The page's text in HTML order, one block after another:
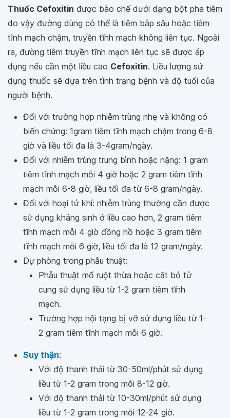
Thuốc Cefoxitin được bào chế dưới dạng bột pha tiêm
do vậy đường dùng có thể là tiêm bắp sâu hoặc tiêm
tĩnh mạch chậm, truyền tĩnh mạch không liên tục. Ngoài
ra, đường tiêm truyền tĩnh mạch liên tục sẽ được áp
dụng nếu cần một liều cao Cefoxitin. Liều lượng sử
dụng thuốc sẽ dựa trên tình trạng bệnh và độ tuổi của
người bệnh.
Đối với trường hợp nhiễm trùng nhẹ và không có
biến chứng: 1gram tiêm tĩnh mạch chậm trong 6-8
giờ và liều tối đa là 3-4gram/ngày.
Đối với nhiễm trùng trung bình hoặc nặng: 1 gram
tiêm tĩnh mạch mỗi 4 giờ hoặc 2 gram tiêm tĩnh
mạch mỗi 6-8 giờ, liều tối đa từ 6-8 gram/ngày.
Đối với hoại tử khí: nhiễm trùng thường cần được
sử dụng kháng sinh ở liều cao hơn, 2 gram tiêm
tĩnh mạch mỗi 4 giờ đồng hồ hoặc 3 gram tiêm
tĩnh mạch mỗi 6 giờ, liều tối đa là 12 gram/ngày.
Dự phòng trong phẫu thuật:
Phẫu thuật mổ ruột thừa hoặc cắt bỏ tử
cung sử dụng liều từ 1-2 gram tiêm tĩnh
mạch.
Trường hợp nội tạng bị vỡ sử dụng liều từ 1-
2 gram tiêm tĩnh mạch mỗi 6 giờ.
Suy thận:
Với độ thanh thải từ 30-50ml/phút sử dụng
liều từ 1-2 gram trong mỗi 8-12 giờ.
Với độ thanh thải từ 10-30ml/phút sử dụng
liều từ 1-2 gram trong mỗi 12-24 giờ.